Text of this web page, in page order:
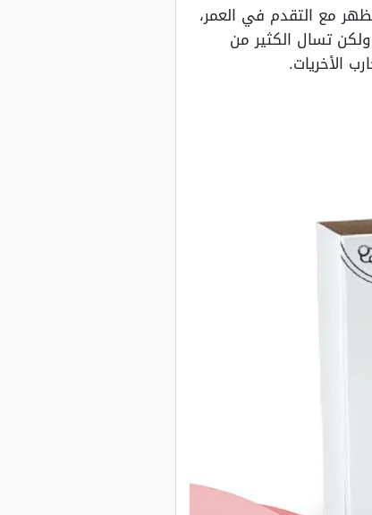
مع التقدم في العمر،
تسال الكثير من
الأخريات.